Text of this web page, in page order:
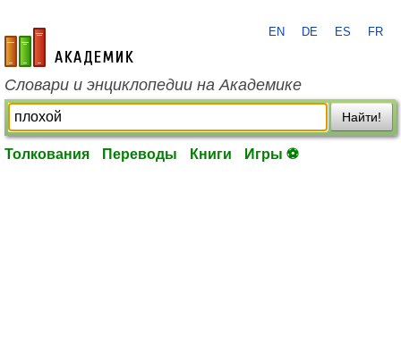
academic.ru
EN DE ES FR
Словари и энциклопедии на Академике
Найти!
Толкования Переводы Книги Игры ⚽